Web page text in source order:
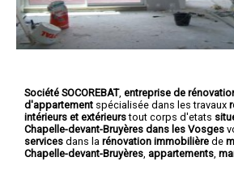
Société SOCOREBAT, entreprise de
d'appartement spécialisée dans les travaux
intérieurs et extérieurstout corps d'etats
Chapelle-devant-Bruyères dans les Vosges
services dans la rénovation immobilière de
Chapelle-devant-Bruyères appartements